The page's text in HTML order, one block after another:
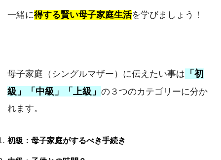
一緒に得する賢い母子家庭生活を学びましょう！
母子家庭（シングルマザー）に伝えたい事は 「初
級」「中級」「上級」 の３つのカテゴリーに分か
れます。
初級：母子家庭がするべき手続き